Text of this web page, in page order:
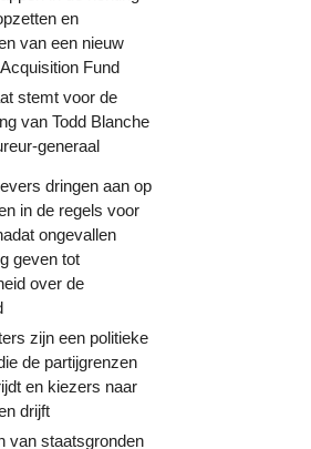
en
van een nieuw
Fund
stemt voor de
van Todd Blanche
generaal
dringen aan op
in de regels voor
ongevallen
geven tot
over de
zijn een politieke
de partijgrenzen
en kiezers naar
drijft
van staatsgronden